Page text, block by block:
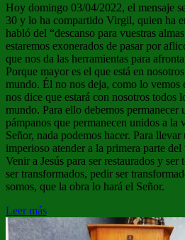
Hoy domingo 03/04/2022, el mensaje
30 y lo ha compartido Virgil, quien ha
habló del “descanso para vuestras
estaremos exonerados de pasar por
que nos da las herramientas para
Porque mayor es el que está en
mundo. Él no nos deja, como lo vemos
nos dice que estará con nosotros todos
mundo. Para ello debemos permanecer
pámpanos que permanecen unidos a la
Señor, nada podemos hacer. Para
imperioso atender a la primera parte
Venir a Jesús para ser restaurados y
ser transformados, pedir ser
somos, que la obra lo hará el Señor.
Leer más